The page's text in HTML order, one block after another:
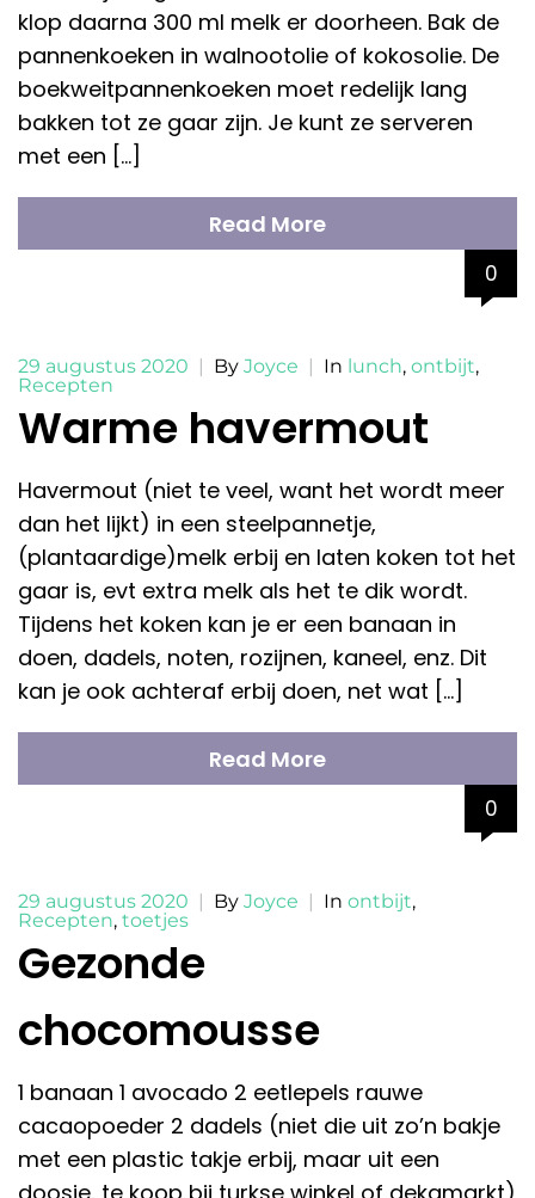
klop daarna 300 ml melk er doorheen. Bak de
pannenkoeken in walnootolie of kokosolie. De
boekweitpannenkoeken moet redelijk lang
bakken tot ze gaar zijn. Je kunt ze serveren
met een […]
Read More
0
29 augustus 2020 | By Joyce | In lunch, ontbijt,
Recepten
Warme havermout
Havermout (niet te veel, want het wordt meer
dan het lijkt) in een steelpannetje,
(plantaardige)melk erbij en laten koken tot het
gaar is, evt extra melk als het te dik wordt.
Tijdens het koken kan je er een banaan in
doen, dadels, noten, rozijnen, kaneel, enz. Dit
kan je ook achteraf erbij doen, net wat […]
Read More
0
29 augustus 2020 | By Joyce | In ontbijt,
Recepten, toetjes
Gezonde
chocomousse
1 banaan 1 avocado 2 eetlepels rauwe
cacaopoeder 2 dadels (niet die uit zo’n bakje
met een plastic takje erbij, maar uit een